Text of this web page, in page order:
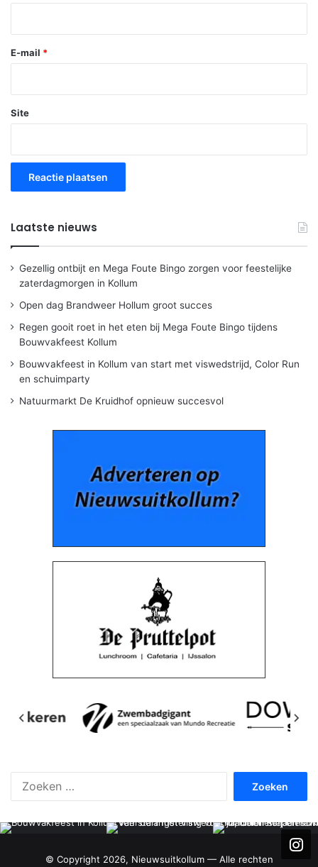
E-mail *
Site
Laatste nieuws
Gezellig ontbijt en Mega Foute Bingo zorgen voor feestelijke
zaterdagmorgen in Kollum
Open dag Brandweer Hollum groot succes
Regen gooit roet in het eten bij Mega Foute Bingo tijdens
Bouwvakfeest Kollum
Bouwvakfeest in Kollum van start met viswedstrijd, Color Run
en schuimparty
Natuurmarkt De Kruidhof opnieuw succesvol
© Copyright 2026, Nieuwsuitkollum — Alle rechten